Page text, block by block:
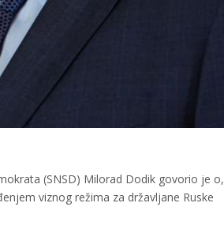
(SNSD) Milorad Dodik govorio je o,
viznog režima za državljane Ruske